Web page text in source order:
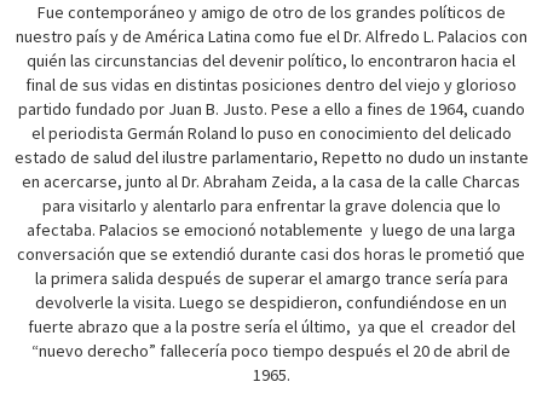
Fue contemporáneo y amigo de otro de los grandes políticos de
nuestro país y de América Latina como fue el Dr. Alfredo L. Palacios con
quién las circunstancias del devenir político, lo encontraron hacia el
final de sus vidas en distintas posiciones dentro del viejo y glorioso
partido fundado por Juan B. Justo. Pese a ello a fines de 1964, cuando
el periodista Germán Roland lo puso en conocimiento del delicado
estado de salud del ilustre parlamentario, Repetto no dudo un instante
en acercarse, junto al Dr. Abraham Zeida, a la casa de la calle Charcas
para visitarlo y alentarlo para enfrentar la grave dolencia que lo
afectaba. Palacios se emocionó notablemente y luego de una larga
conversación que se extendió durante casi dos horas le prometió que
la primera salida después de superar el amargo trance sería para
devolverle la visita. Luego se despidieron, confundiéndose en un
fuerte abrazo que a la postre sería el último, ya que el creador del
“nuevo derecho” fallecería poco tiempo después el 20 de abril de
1965.